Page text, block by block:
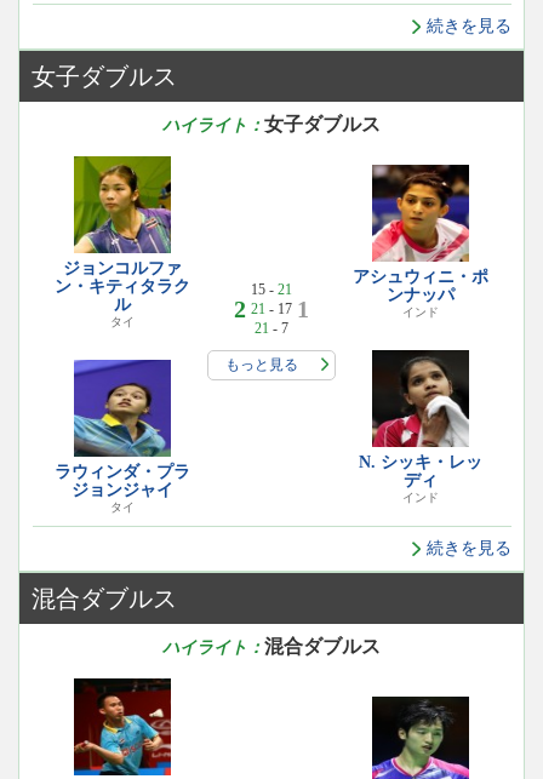
続きを見る
女子ダブルス
ハイライト： 女子ダブルス
ジョンコルファ
ン・キティタラク
ル
タイ
ラウィンダ・プラ
ジョンジャイ
タイ
2
15 - 21
21 - 17
21 - 7
1
もっと見る
アシュウィニ・ポ
ンナッパ
インド
N. シッキ・レッ
ディ
インド
続きを見る
混合ダブルス
ハイライト： 混合ダブルス